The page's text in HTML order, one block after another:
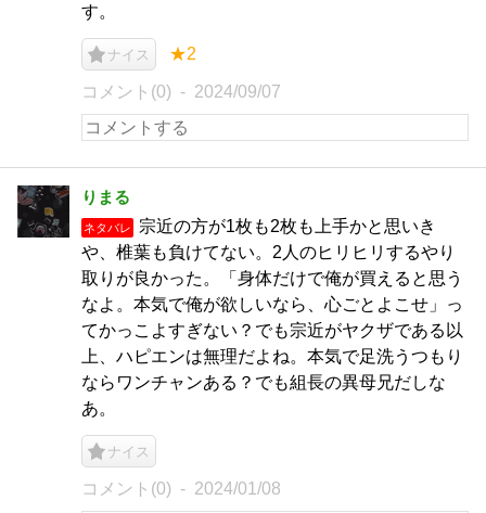
す。
ナイス ★2
コメント(0) 2024/09/07
りまる
ネタバレ
宗近の方が1枚も2枚も上手かと思いき
や、椎葉も負けてない。2人のヒリヒリするやり
取りが良かった。「身体だけで俺が買えると思う
なよ。本気で俺が欲しいなら、心ごとよこせ」っ
てかっこよすぎない？でも宗近がヤクザである以
上、ハピエンは無理だよね。本気で足洗うつもり
ならワンチャンある？でも組長の異母兄だしな
あ。
ナイス
コメント(0) 2024/01/08